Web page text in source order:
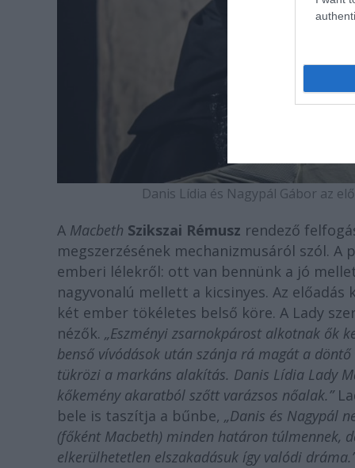
Danis Lídia és Nagypál Gábor az
A Macbeth Szikszai Rémusz rendező
megszerzésének mechanizmusáról szól.
emberi lélekről: ott van bennünk a jó
nagyvonalú mellett a kicsinyes. Az
két ember tökéletes belső köre. A Lady
nézők. „Eszményi zsarnokpárost alkotnak ők
benső vívódások után szánja rá magát a
tükrözi a markáns alakítás. Danis Lídia Lady
kőkemény akaratból szőtt varázsos nőalak.”
bele is taszítja a bűnbe, „Danis és Nagypál
(főként Macbeth) minden határon túlmennek,
elkerülhetetlen elszakadásuk így valódi